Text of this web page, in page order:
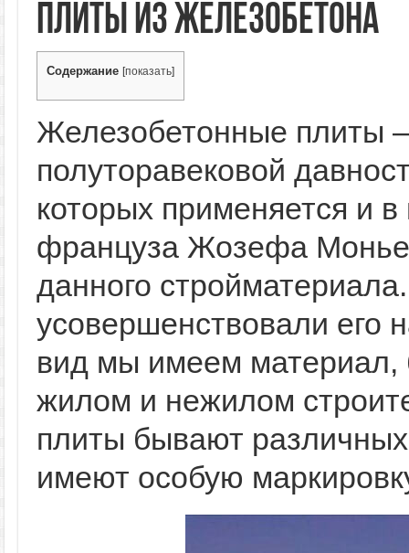
Плиты из железобетона
Содержание [показать]
Железобетонные плиты
полуторавековой
которых применяется и
француза Жозефа
данного
усовершенствовали его
вид мы имеем материал,
жилом и нежилом
плиты бывают
имеют особую